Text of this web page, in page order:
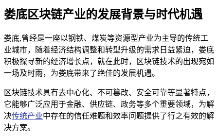
娄底区块链产业的发展背景与时代机遇
娄底,曾经是一座以钢铁、煤炭等资源型产业为主导的传统工
业城市，随着经济结构调整和转型升级的需求日益紧迫，娄底
积极探寻新的经济增长点，就在此时，区块链技术的出现宛如
一场及时雨，为娄底带来了绝佳的发展机遇。
区块链技术具有去中心化、不可篡改、安全可靠等显著特点，
它能够广泛应用于金融、供应链、政务等多个重要领域，为解
决传统产业中存在的信任难题和效率问题提供了行之有效的解
决方案。